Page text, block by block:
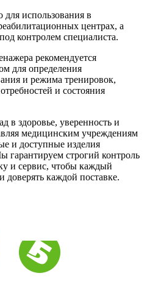
для использования в
центрах, а
контролем специалиста.
рекомендуется
для определения
и режима тренировок,
и состояния
в здоровье, уверенность и
медицинским учреждениям
и доступные изделия
гарантируем строгий контроль
и сервис, чтобы каждый
каждой поставке.